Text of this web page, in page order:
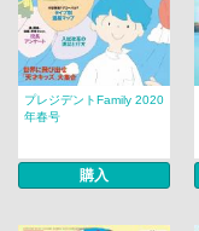
プレジデントFamily 2020
年春号
購入